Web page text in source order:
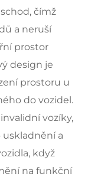
čímž
a neruší
prostor
design je
prostoru u
do vozidel.
vozíky,
a
když
na funkční